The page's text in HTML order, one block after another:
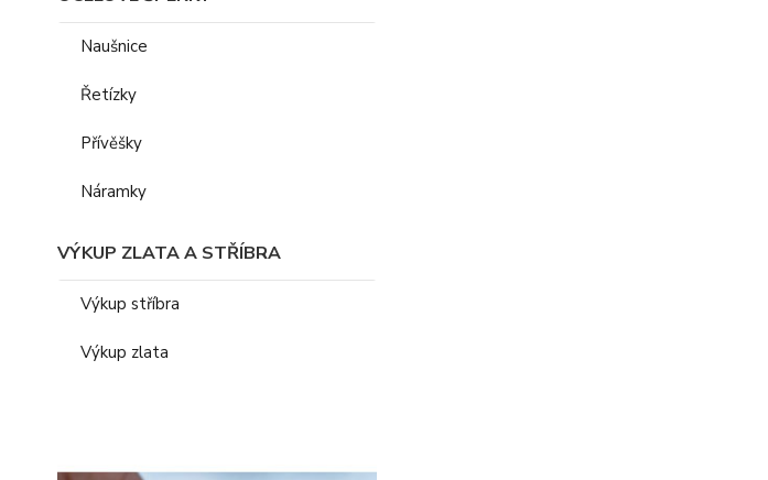
Naušnice
Řetízky
Přívěšky
Náramky
VÝKUP ZLATA A STŘÍBRA
Výkup stříbra
Výkup zlata